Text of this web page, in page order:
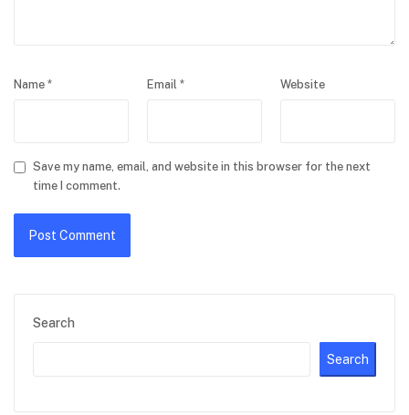
Search
Search
Name * Email * Website
Save my name, email, and website in this browser for the next
time I comment.